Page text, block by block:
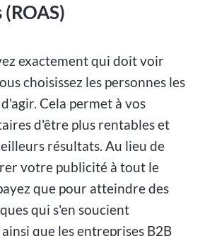
exactement qui doit voir
choisissez les personnes les
Cela permet à vos
d'être plus rentables et
résultats. Au lieu de
votre publicité à tout le
que pour atteindre des
qui s'en soucient
que les entreprises B2B